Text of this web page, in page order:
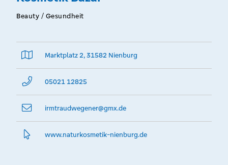
Beauty / Gesundheit
Marktplatz 2, 31582 Nienburg
05021 12825
irmtraudwegener@­gmx.de
www.­naturkosmetik-nienburg.­de